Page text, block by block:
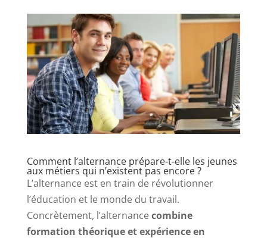
Comment l’alternance prépare-t-elle les jeunes
aux métiers qui n’existent pas encore ?
L’alternance est en train de révolutionner
l’éducation et le monde du travail.
Concrètement, l’alternancecombine
formation théorique et expérience en